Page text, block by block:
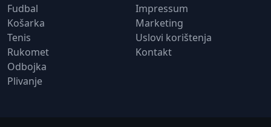
Fudbal
Košarka
Tenis
Rukomet
Odbojka
Plivanje
Impressum
Marketing
Uslovi korištenja
Kontakt